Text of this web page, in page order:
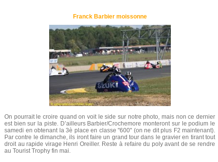
Franck Barbier moissonne
On pourrait le croire quand on voit le side sur notre photo, mais non ce dernier
est bien sur la piste. D’ailleurs Barbier/Crochemore monteront sur le podium le
samedi en obtenant la 3è place en classe "600" (on ne dit plus F2 maintenant).
Par contre le dimanche, ils iront faire un grand tour dans le gravier en tirant tout
droit au rapide virage Henri Oreiller. Reste à refaire du poly avant de se rendre
au Tourist Trophy fin mai.